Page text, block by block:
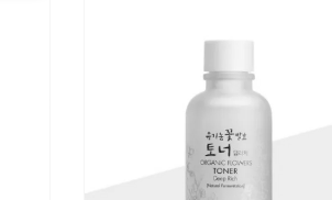
Антивозрастная пептидная